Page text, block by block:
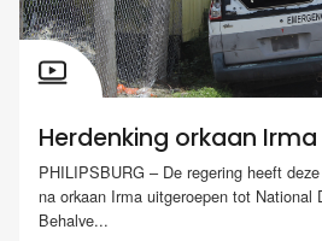
Herdenking orkaan
PHILIPSBURG – De regering heeft
na orkaan Irma uitgeroepen tot National
Behalve...